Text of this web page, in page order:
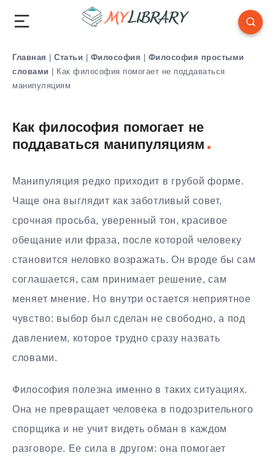
Главная | Статьи | Философия | Философия простыми
словами | Как философия помогает не поддаваться
манипуляциям
Как философия помогает не
поддаваться манипуляциям
Манипуляция редко приходит в грубой форме.
Чаще она выглядит как заботливый совет,
срочная просьба, уверенный тон, красивое
обещание или фраза, после которой человеку
становится неловко возражать. Он вроде бы сам
соглашается, сам принимает решение, сам
меняет мнение. Но внутри остается неприятное
чувство: выбор был сделан не свободно, а под
давлением, которое трудно сразу назвать
словами.
Философия полезна именно в таких ситуациях.
Она не превращает человека в подозрительного
спорщика и не учит видеть обман в каждом
разговоре. Ее сила в другом: она помогает